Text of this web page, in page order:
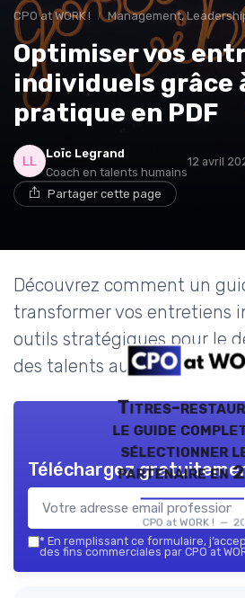
CPO at WORK ! Management, Leadership &
Optimiser vos
individuels grâce
pratique en PDF
Loïc Legrand
Coach en talents humains
12 avril
Partager cette page
Découvrez comment un
transformer vos entretiens
outils stratégiques pour le
des talents au sein de votre
Titres-
le guide
sélectionner
partenaire en
CPO at WORK ! —
Téléchargez
* En remplissant ce formulaire,
des fins commerciales par CPO at